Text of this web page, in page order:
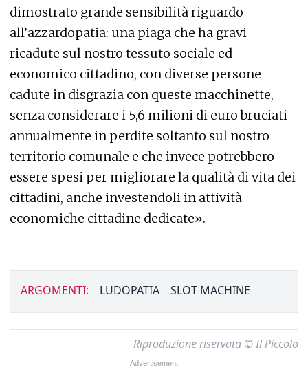
dimostrato grande sensibilità riguardo
all’azzardopatia: una piaga che ha gravi
ricadute sul nostro tessuto sociale ed
economico cittadino, con diverse persone
cadute in disgrazia con queste macchinette,
senza considerare i 5,6 milioni di euro bruciati
annualmente in perdite soltanto sul nostro
territorio comunale e che invece potrebbero
essere spesi per migliorare la qualità di vita dei
cittadini, anche investendoli in attività
economiche cittadine dedicate».
ARGOMENTI: LUDOPATIA SLOT MACHINE
Riproduzione riservata © Il Piccolo